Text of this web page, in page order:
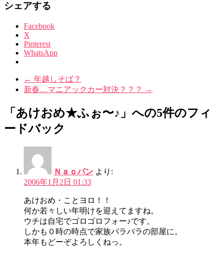
シェアする
Facebook
X
Pinterest
WhatsApp
← 年越しそば？
新春…マニアックカー対決？？？
→
「あけおめ★ふぉ〜♪」への5件のフィ
ードバック
Ｎａｏパン より:
2006年1月2日 01:33
あけおめ・ことヨロ！！
何か若々しい年明けを迎えてますね。
ウチは自宅でゴロゴロフォー♪です。
しかも０時の時点で家族バラバラの部屋に。
本年もどーぞよろしくねっ。